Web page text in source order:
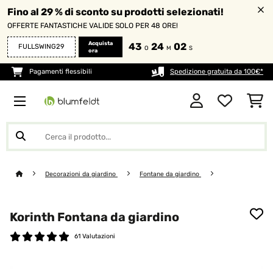
Fino al 29 % di sconto su prodotti selezionati!
OFFERTE FANTASTICHE VALIDE SOLO PER 48 ORE!
FULLSWING29
Acquista
ora
43 O 24 M 02 S
Pagamenti flessibili Spedizione gratuita da 100€*
Decorazioni da giardino Fontane da giardino
Korinth Fontana da giardino
61 Valutazioni